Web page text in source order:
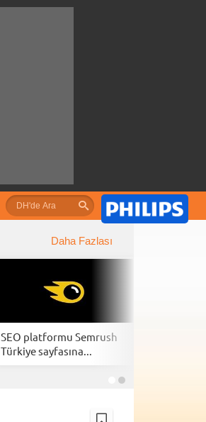
Daha Fazlası
SEO platformu Semrush
Türkiye sayfasına...